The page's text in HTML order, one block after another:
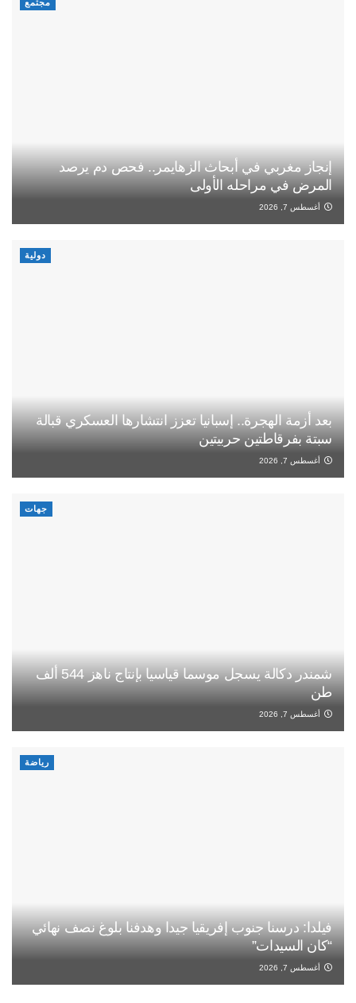
مجتمع
إنجاز مغربي في أبحاث الزهايمر.. فحص دم يرصد
المرض في مراحله الأولى
أغسطس 7, 2026
دولية
بعد أزمة الهجرة.. إسبانيا تعزز انتشارها العسكري قبالة
سبتة بفرقاطتين حربيتين
أغسطس 7, 2026
جهات
شمندر دكالة يسجل موسما قياسيا بإنتاج ناهز 544 ألف
طن
أغسطس 7, 2026
رياضة
فيلدا: درسنا جنوب إفريقيا جيدا وهدفنا بلوغ نصف نهائي
“كان السيدات”
أغسطس 7, 2026